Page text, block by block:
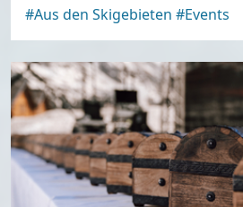
#Aus den Skigebieten #Events